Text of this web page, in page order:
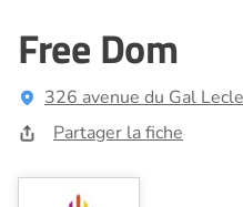
Free Dom
326 avenue du Gal
Partager la fiche